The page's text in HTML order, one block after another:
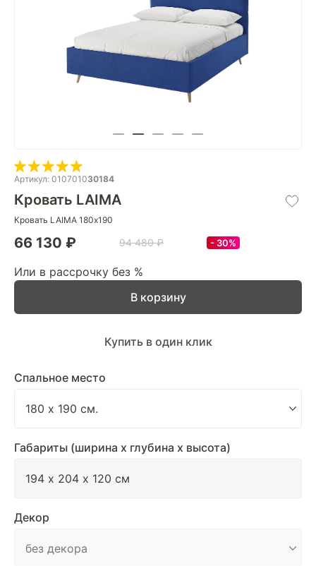
Артикул: 010701030184
Кровать LAIMA
Кровать LAIMA 180х190
66 130 ₽ 94 480 ₽ 30%
Или в рассрочку без %
Спальное место
Габариты (ширина х глубина х высота)
Декор
В корзину
Купить в один клик